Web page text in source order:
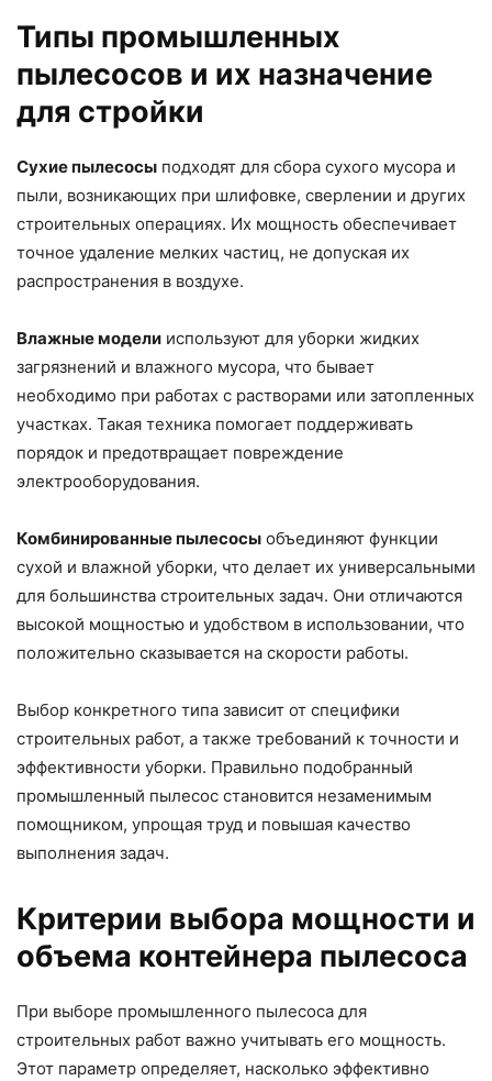
Типы промышленных
пылесосов и их назначение
для стройки
Сухие пылесосы подходят для сбора сухого мусора и
пыли, возникающих при шлифовке, сверлении и других
строительных операциях. Их мощность обеспечивает
точное удаление мелких частиц, не допуская их
распространения в воздухе.
Влажные модели используют для уборки жидких
загрязнений и влажного мусора, что бывает
необходимо при работах с растворами или затопленных
участках. Такая техника помогает поддерживать
порядок и предотвращает повреждение
электрооборудования.
Комбинированные пылесосы объединяют функции
сухой и влажной уборки, что делает их универсальными
для большинства строительных задач. Они отличаются
высокой мощностью и удобством в использовании, что
положительно сказывается на скорости работы.
Выбор конкретного типа зависит от специфики
строительных работ, а также требований к точности и
эффективности уборки. Правильно подобранный
промышленный пылесос становится незаменимым
помощником, упрощая труд и повышая качество
выполнения задач.
Критерии выбора мощности и
объема контейнера пылесоса
При выборе промышленного пылесоса для
строительных работ важно учитывать его мощность.
Этот параметр определяет, насколько эффективно